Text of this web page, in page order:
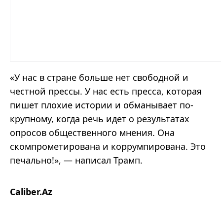
«У нас в стране больше нет свободной и
честной прессы. У нас есть пресса, которая
пишет плохие истории и обманывает по-
крупному, когда речь идет о результатах
опросов общественного мнения. Она
скомпрометирована и коррумпирована. Это
печально!», — написал Трамп.
Caliber.Az